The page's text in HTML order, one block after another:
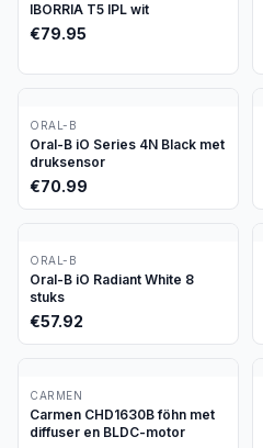
IBORRIA T5 IPL wit
€79.95
ORAL-B
Oral-B iO Series 4N Black met
druksensor
€70.99
ORAL-B
Oral-B iO Radiant White 8
stuks
€57.92
CARMEN
Carmen CHD1630B föhn met
diffuser en BLDC-motor